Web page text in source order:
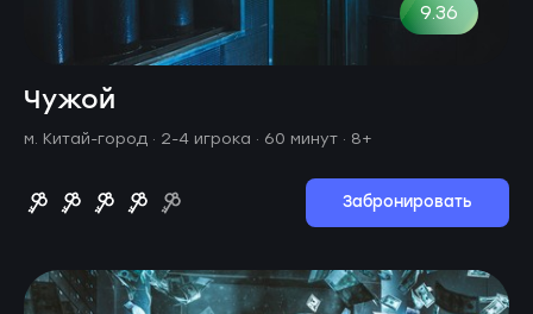
9.36
Чужой
м. Китай-город · 2-4 игрока · 60 минут · 8+
Забронировать